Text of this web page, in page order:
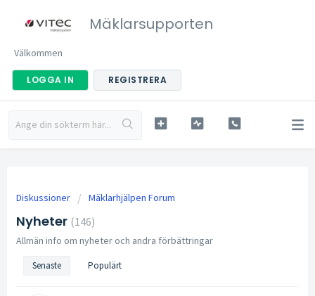
Mäklarsupporten
Välkommen
LOGGA IN REGISTRERA
Diskussioner Mäklarhjälpen Forum
Nyheter 146
Allmän info om nyheter och andra förbättringar
Senaste Populärt